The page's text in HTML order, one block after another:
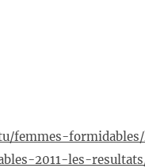
femmes-
2011-les-